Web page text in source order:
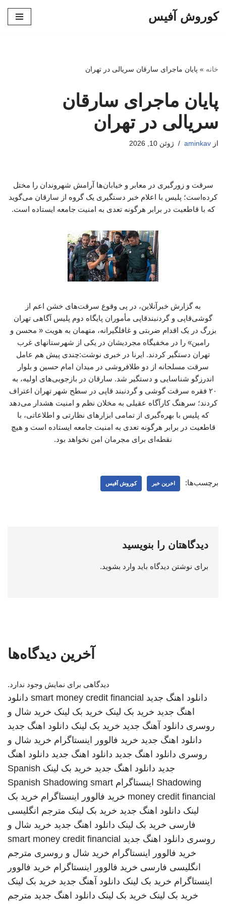
کوروش آفیس
خانه » پایان ماجرای سارقان سریالی در تهران
پایان ماجرای سارقان
سریالی در تهران
از aminkav ژوئن 10, 2026
سرقت و زورگیری در معابر و خیابان‌ها آرامش شهروندان را مختل
کرده‌است؛ پلیس با اعلام خبر دستگیری یک گروه از سارقان می‌گوید
که با قاطعیت در برابر هرگونه تعدی به امنیت جامعه ایستاده است.
به گزارش خبرآنلاین، در پی وقوع سرقت‌های خشن اعم از
گوشی‌قاپی و گردنبندقاپی مأموران پایگاه دوم پلیس آگاهی تهران
بزرگ در یک اقدام ضربتی و غافلگیرانه، متهمان به هویت « محسن و
رامین» را در مخفیگاه مجردیشان در یکی از شهرستانهای غرب
تهران دستگیر کردند. ایرنا در خبری نوشت:چندی پیش هم عامل
سرقت مسلحانه از دو طلافروشی در میدان امام حسین و بلوار
اندرزگو شناسایی و دستگیر شد. سارقان در بازجویی‌های اولیه، به
۲۰ فقره سرقت گوشی و گردنبند قاپی در سطح شهر تهران اعتراف
کردند؛ سرهنگ کارآگاه عقیلی به مخلان نظم و امنیت هشدار می‌دهد
که پلیس با بهره‌گیری از تمامی ابزارهای نظارتی و اطلاعاتی، با
قاطعیت در برابر هرگونه تعدی به امنیت جامعه ایستاده است و هیچ
نقطه‌ای برای مجرمان امن نخواهد بود.
برچسب‌ها: اخرین خبر کوروش آفیس
دیدگاهتان را بنویسید
برای نوشتن دیدگاه باید وارد بشوید.
آخرین دیدگاه‌ها
دیدگاهی برای نمایش وجود ندارد.
دانلود اهنگ جدید smart money credit financial دانلود
اهنگ جدید خرید بک لینک خرید بک لینک خرید شال و
روسری دانلود آهنگ جدید خرید بک لینک دانلود اهنگ جدید
دانلود اهنگ جدید خرید فالوور اینستاگرام خرید شال و
روسری دانلود اهنگ جدید دانلود اهنگ جدید دانلود اهنگ
جدید دانلود اهنگ جدید خرید بک لینک Spanish
Shadowing اینستاگرام Spanish Shadowing smart
money credit financial خرید فالوور اینستاگرام خرید بک
لینک دانلود اهنگ جدید خرید بک لینک مترجم انگلیسی
فارسی خرید بک لینک دانلود اهنگ جدید خرید شال و
روسری دانلود اهنگ جدید smart money credit financial
خرید فالوور اینستاگرام خرید شال و روسری مترجم
انگلیسی فارسی خرید فالوور اینستاگرام خرید فالوور
اینستاگرام خرید بک لینک دانلود آهنگ جدید خرید بک لینک
خرید بک لینک خرید بک لینک دانلود اهنگ جدید مترجم